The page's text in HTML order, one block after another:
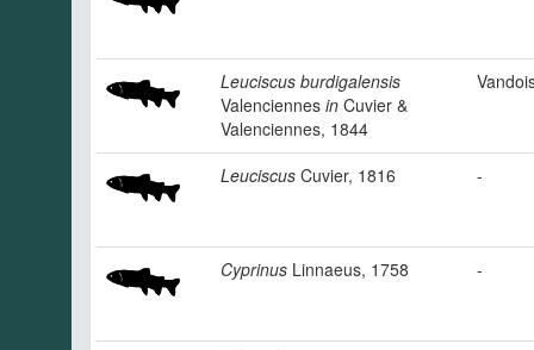
Leuciscus burdigalensis
Valenciennes in Cuvier &
Valenciennes, 1844
Leuciscus Cuvier, 1816 -
Cyprinus Linnaeus, 1758 -